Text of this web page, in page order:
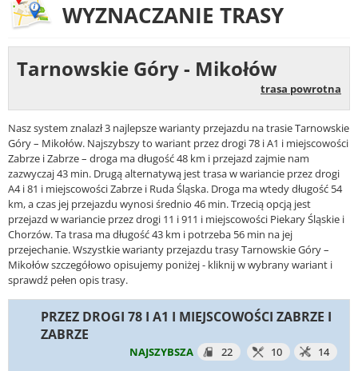
WYZNACZANIE TRASY
Tarnowskie Góry - Mikołów
trasa powrotna
Nasz system znalazł 3 najlepsze warianty przejazdu na trasie Tarnowskie
Góry – Mikołów. Najszybszy to wariant przez drogi 78 i A1 i miejscowości
Zabrze i Zabrze – droga ma długość 48 km i przejazd zajmie nam
zazwyczaj 43 min. Drugą alternatywą jest trasa w wariancie przez drogi
A4 i 81 i miejscowości Zabrze i Ruda Śląska. Droga ma wtedy długość 54
km, a czas jej przejazdu wynosi średnio 46 min. Trzecią opcją jest
przejazd w wariancie przez drogi 11 i 911 i miejscowości Piekary Śląskie i
Chorzów. Ta trasa ma długość 43 km i potrzeba 56 min na jej
przejechanie. Wszystkie warianty przejazdu trasy Tarnowskie Góry –
Mikołów szczegółowo opisujemy poniżej - kliknij w wybrany wariant i
sprawdź pełen opis trasy.
PRZEZ DROGI 78 I A1 I MIEJSCOWOŚCI ZABRZE I
ZABRZE
NAJSZYBSZA 22 10 14